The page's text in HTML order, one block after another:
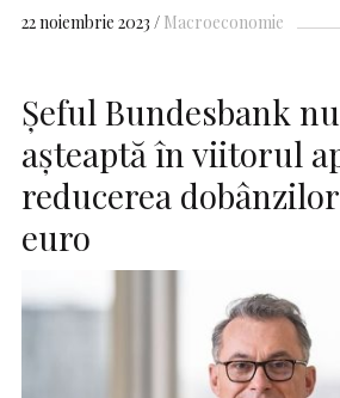
22 noiembrie 2023 Macroeconomie
Şeful Bundesbank
aşteaptă în viitorul
reducerea
euro